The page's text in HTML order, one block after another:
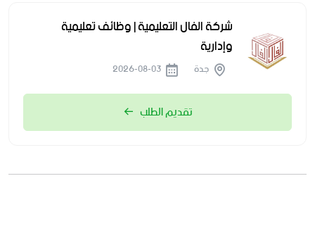
شركة الفال التعليمية | وظائف تعليمية
وإدارية
جدة
تقديم الطلب